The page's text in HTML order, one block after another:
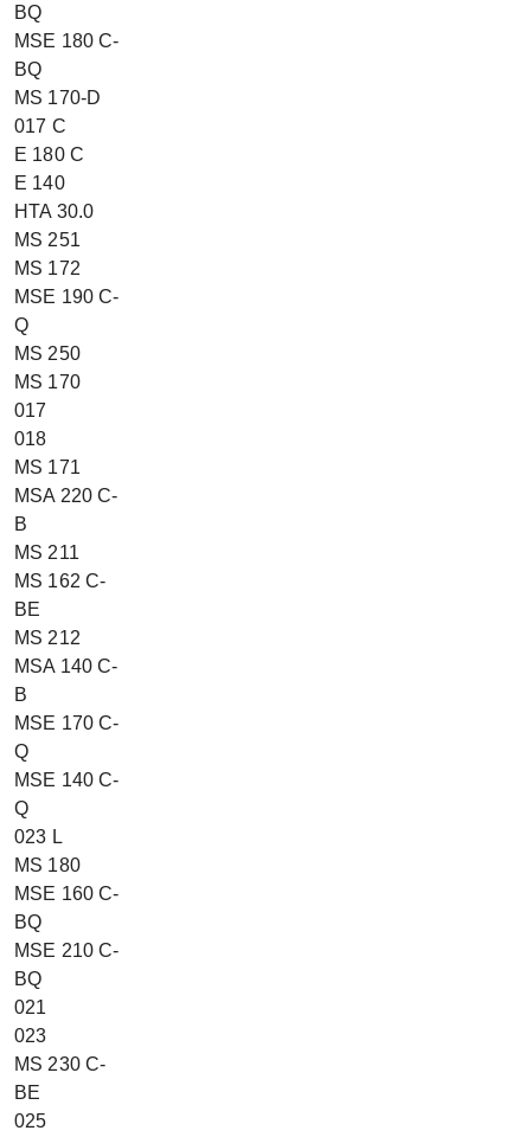
BQ
MSE 180 C-
BQ
MS 170-D
017 C
E 180 C
E 140
HTA 30.0
MS 251
MS 172
MSE 190 C-
Q
MS 250
MS 170
017
018
MS 171
MSA 220 C-
B
MS 211
MS 162 C-
BE
MS 212
MSA 140 C-
B
MSE 170 C-
Q
MSE 140 C-
Q
023 L
MS 180
MSE 160 C-
BQ
MSE 210 C-
BQ
021
023
MS 230 C-
BE
025